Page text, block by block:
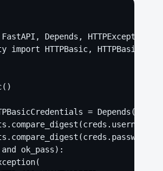
Depends, HTTPException,
HTTPBasic,
=
ok_pass):